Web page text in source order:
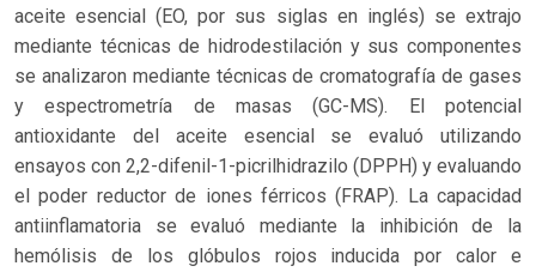
aceite esencial (EO, por sus siglas en inglés) se extrajo
mediante técnicas de hidrodestilación y sus componentes
se analizaron mediante técnicas de cromatografía de gases
y espectrometría de masas (GC-MS). El potencial
antioxidante del aceite esencial se evaluó utilizando
ensayos con 2,2-difenil-1-picrilhidrazilo (DPPH) y evaluando
el poder reductor de iones férricos (FRAP). La capacidad
antiinflamatoria se evaluó mediante la inhibición de la
hemólisis de los glóbulos rojos inducida por calor e